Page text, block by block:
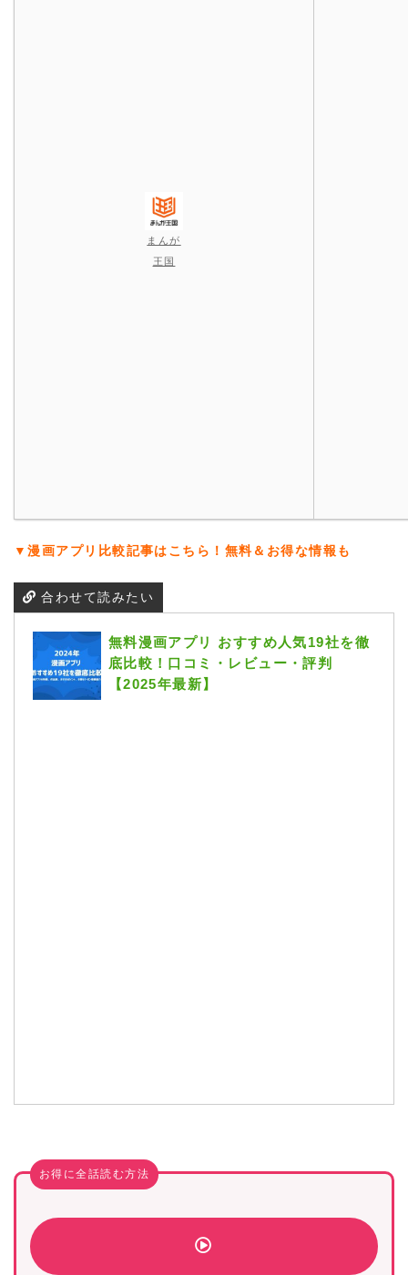
まんが
王国
▼漫画アプリ比較記事はこちら！無料＆お得な情報も
合わせて読みたい
無料漫画アプリ おすすめ人気19社を徹
底比較！口コミ・レビュー・評判
【2025年最新】
お得に全話読む方法